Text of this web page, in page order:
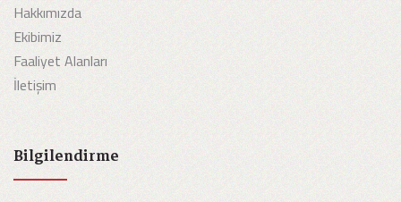
Hakkımızda
Ekibimiz
Faaliyet Alanları
İletişim
Bilgilendirme